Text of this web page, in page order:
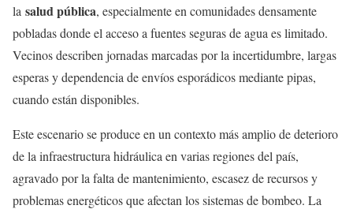
la salud pública, especialmente en comunidades densamente
pobladas donde el acceso a fuentes seguras de agua es limitado.
Vecinos describen jornadas marcadas por la incertidumbre, largas
esperas y dependencia de envíos esporádicos mediante pipas,
cuando están disponibles.
Este escenario se produce en un contexto más amplio de deterioro
de la infraestructura hidráulica en varias regiones del país,
agravado por la falta de mantenimiento, escasez de recursos y
problemas energéticos que afectan los sistemas de bombeo. La